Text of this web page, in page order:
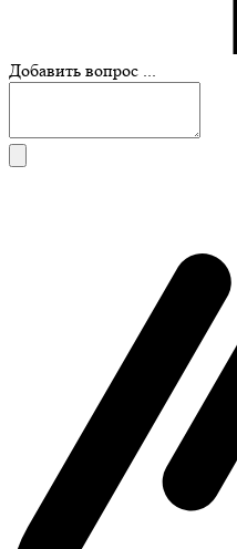
Добавить вопрос ...